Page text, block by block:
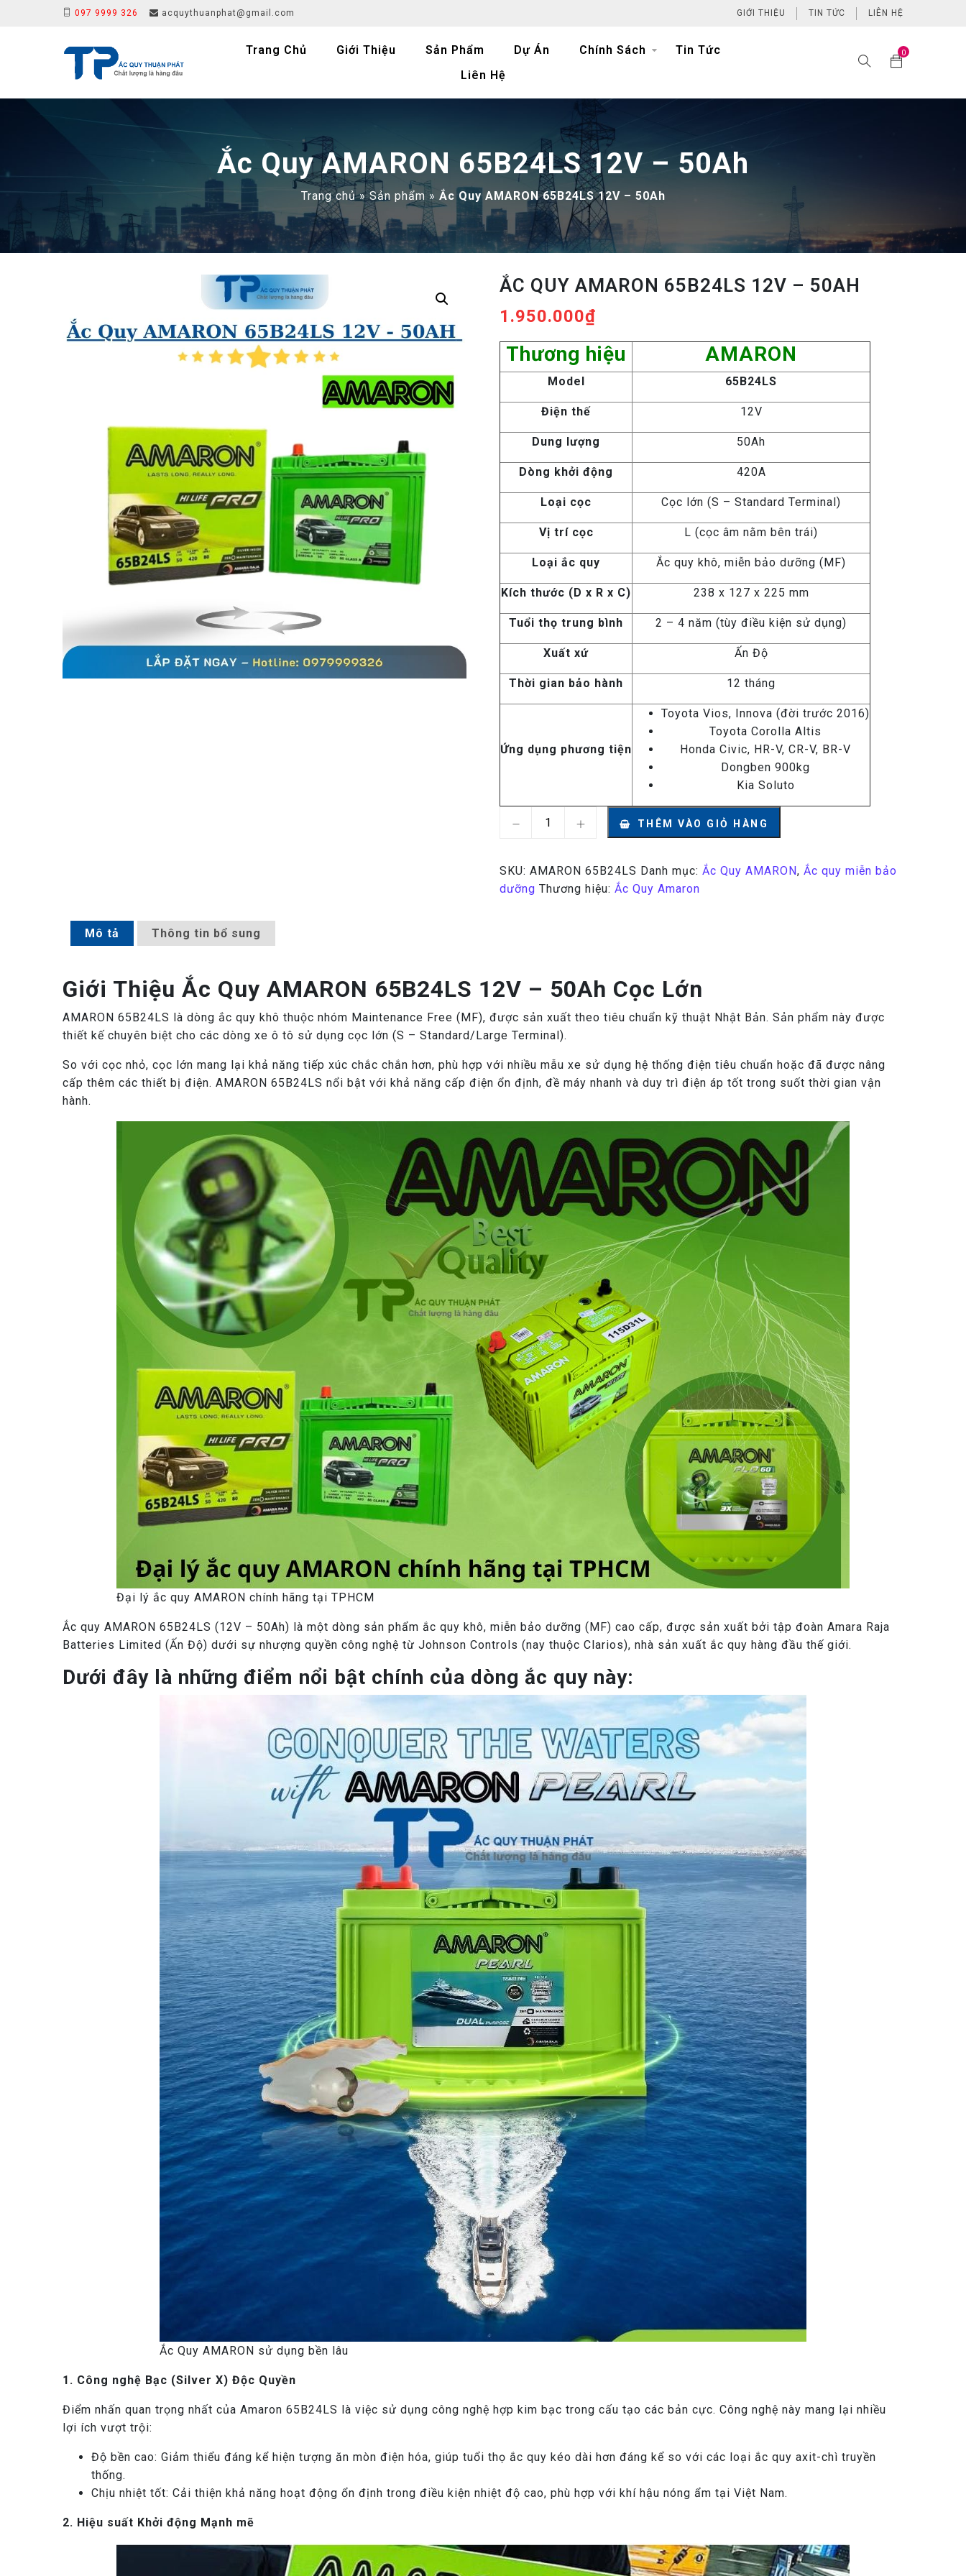
097 9999 326 acquythuanphat@gmail.com GIỚI THIỆU TIN TỨC LIÊN HỆ
Trang Chủ Giới Thiệu Sản Phẩm Dự Án Chính Sách
Tin Tức
Liên Hệ
0
Ắc Quy AMARON 65B24LS 12V – 50Ah
Trang chủ»Sản phẩm » Ắc Quy AMARON 65B24LS 12V – 50Ah
ẮC QUY AMARON 65B24LS 12V – 50AH
1.950.000₫
Thương hiệu AMARON
Model 65B24LS
Điện thế 12V
Dung lượng 50Ah
Dòng khởi động 420A
Loại cọc Cọc lớn (S – Standard Terminal)
Vị trí cọc L (cọc âm nằm bên trái)
Loại ắc quy Ắc quy khô, miễn bảo dưỡng (MF)
Kích thước (D x R x C) 238 x 127 x 225 mm
Tuổi thọ trung bình 2 – 4 năm (tùy điều kiện sử dụng)
Xuất xứ Ấn Độ
Thời gian bảo hành 12 tháng
Ứng dụng phương tiện
Toyota Vios, Innova (đời trước 2016)
Toyota Corolla Altis
Honda Civic, HR-V, CR-V, BR-V
Dongben 900kg
Kia Soluto
Ắc Quy AMARON 65B24LS 12V – 50Ah số lượng
THÊM VÀO GIỎ HÀNG
SKU:AMARON 65B24LS Danh mục:Ắc Quy AMARON,Ắc quy miễn bảo
dưỡng Thương hiệu:Ắc Quy Amaron
Mô tả Thông tin bổ sung
Giới Thiệu Ắc Quy AMARON 65B24LS 12V – 50Ah Cọc Lớn
AMARON 65B24LS là dòng ắc quy khô thuộc nhóm Maintenance Free (MF), được sản xuất theo tiêu chuẩn kỹ thuật Nhật Bản. Sản phẩm này được
thiết kế chuyên biệt cho các dòng xe ô tô sử dụng cọc lớn (S – Standard/Large Terminal).
So với cọc nhỏ, cọc lớn mang lại khả năng tiếp xúc chắc chắn hơn, phù hợp với nhiều mẫu xe sử dụng hệ thống điện tiêu chuẩn hoặc đã được nâng
cấp thêm các thiết bị điện. AMARON 65B24LS nổi bật với khả năng cấp điện ổn định, đề máy nhanh và duy trì điện áp tốt trong suốt thời gian vận
hành.
Đại lý ắc quy AMARON chính hãng tại TPHCM
Ắc quy AMARON 65B24LS (12V – 50Ah) là một dòng sản phẩm ắc quy khô, miễn bảo dưỡng (MF) cao cấp, được sản xuất bởi tập đoàn Amara Raja
Batteries Limited (Ấn Độ) dưới sự nhượng quyền công nghệ từ Johnson Controls (nay thuộc Clarios), nhà sản xuất ắc quy hàng đầu thế giới.
Dưới đây là những điểm nổi bật chính của dòng ắc quy này:
Ắc Quy AMARON sử dụng bền lâu
1. Công nghệ Bạc (Silver X) Độc Quyền
Điểm nhấn quan trọng nhất của Amaron 65B24LS là việc sử dụng công nghệ hợp kim bạc trong cấu tạo các bản cực. Công nghệ này mang lại nhiều
lợi ích vượt trội:
Độ bền cao: Giảm thiểu đáng kể hiện tượng ăn mòn điện hóa, giúp tuổi thọ ắc quy kéo dài hơn đáng kể so với các loại ắc quy axit-chì truyền
thống.
Chịu nhiệt tốt: Cải thiện khả năng hoạt động ổn định trong điều kiện nhiệt độ cao, phù hợp với khí hậu nóng ẩm tại Việt Nam.
2. Hiệu suất Khởi động Mạnh mẽ